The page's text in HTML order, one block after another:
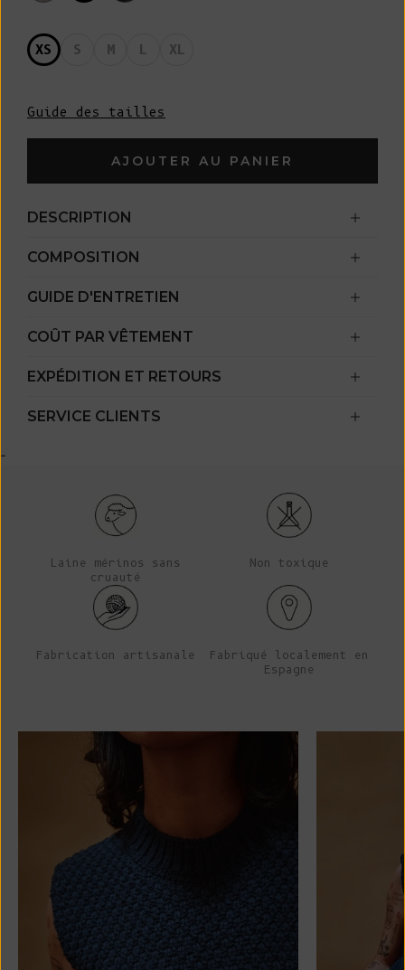
XS S M L XL
Guide des tailles
AJOUTER AU PANIER
DESCRIPTION
COMPOSITION
GUIDE D'ENTRETIEN
COÛT PAR VÊTEMENT
EXPÉDITION ET RETOURS
SERVICE CLIENTS
-
Laine mérinos sans
cruauté
Non toxique
Fabrication artisanale
Fabriqué localement en
Espagne